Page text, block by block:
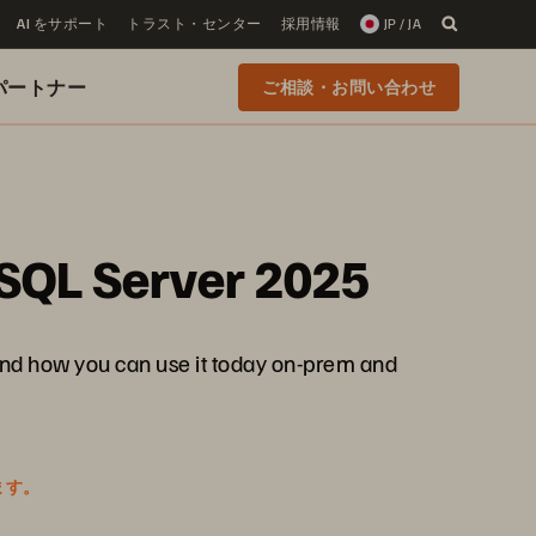
AI をサポート トラスト・センター 採用情報 JP / JA
ートナー ご相談・お問い合わせ
Server 2025
how you can use it today on-prem and
。